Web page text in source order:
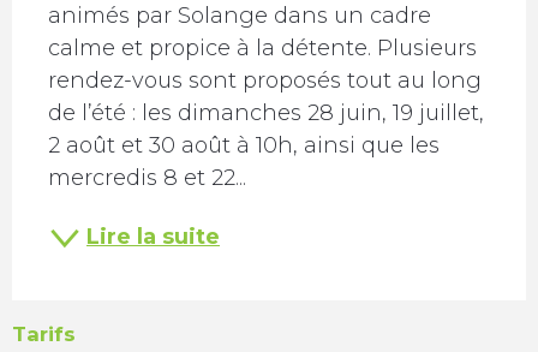
animés par Solange dans un cadre
calme et propice à la détente. Plusieurs
rendez-vous sont proposés tout au long
de l’été : les dimanches 28 juin, 19 juillet,
2 août et 30 août à 10h, ainsi que les
mercredis 8 et 22...
Lire la suite
Tarifs